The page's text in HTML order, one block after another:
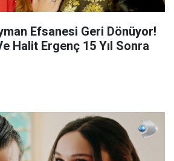
Efsanesi Geri Dönüyor!
Halit Ergenç 15 Yıl Sonra